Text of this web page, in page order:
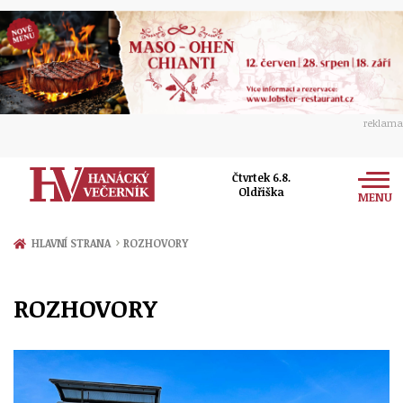
reklama
Čtvrtek 6.8.
Oldřiška
MENU
Zprávy
Přerov
Politika
Ekonomika
Kultura
Hudba
Společnost
Ženy
Sport
HLAVNÍ STRANA › ROZHOVORY
ROZHOVORY